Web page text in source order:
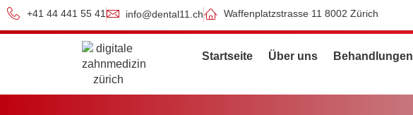
+41 44 441 55 41 info@dental11.ch Waffenplatzstrasse 11 8002 Zürich
Startseite Über uns Behandlungen